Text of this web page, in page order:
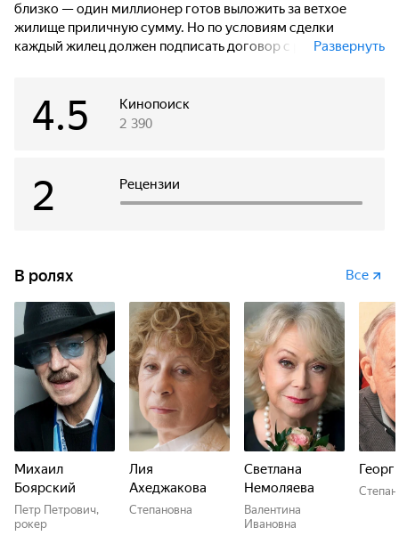
близко — один миллионер готов выложить за ветхое
жилище приличную сумму. Но по условиям сделки
каждый жилец должен подписать договор с риэлтором,
Развернуть
Кинопоиск
4.5 2 390
Рецензии
2
В ролях Все
Михаил
Боярский
Петр Петрович,
рокер
Лия
Ахеджакова
Степановна
Светлана
Немоляева
Валентина
Ивановна